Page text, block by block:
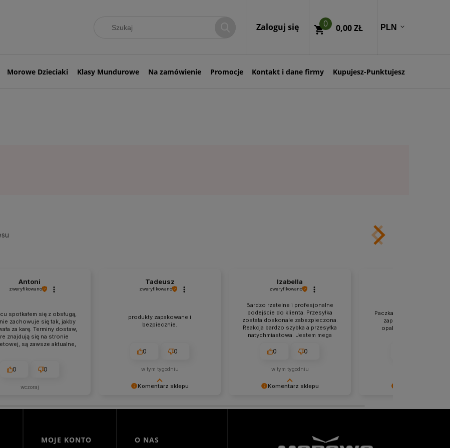
Zaloguj się 0 0,00 ZŁ
Morowe Dzieciaki Klasy Mundurowe Na zamówienie Promocje Kontakt i dane firmy Kupujesz-Punktujesz
Antoni
zweryfikowano
spotkałem się z obsługą,
zachowuje się tak, jakby
za karę. Terminy dostaw,
znajdują się na stronie
są zawsze aktualne,
Udane zakupy i
obsługa. Warto.
0 0
wczoraj Komentarz sklepu
Mamy szczerą nadzieję, że
na dłużej. Z serdecznymi
Tadeusz
zweryfikowano
produkty zapakowane i
bezpiecznie.
0 0
w tym tygodniu
Komentarz sklepu
obsługa trafiła w Twoje gusta. Mamy
Izabella
zweryfikowano
Bardzo rzetelne i profesjonalne
podejście do klienta. Przesyłka
została doskonale zabezpieczona.
Reakcja bardzo szybka a przesyłka
natychmiastowa. Jestem mega
sklepie.
0 0
w tym tygodniu
Cieszymy się, że zakup
Paczka przyszła na czas.
zapakowana paczka,
opakowanie. Wszystko
MOJE KONTO O NAS